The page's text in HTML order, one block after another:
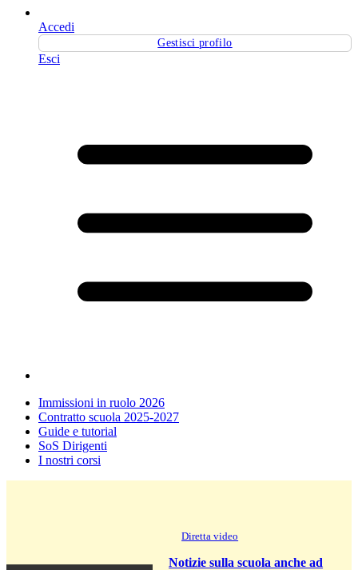
Accedi
Gestisci profilo
Esci
Immissioni in ruolo 2026
Contratto scuola 2025-2027
Guide e tutorial
SoS Dirigenti
I nostri corsi
Diretta video
Notizie sulla scuola anche ad